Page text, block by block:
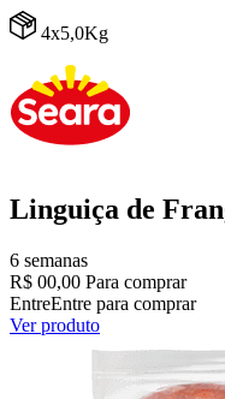
4x5,0Kg
Linguiça de
6 semanas
R$ 00,00 Para comprar
EntreEntre para comprar
Ver produto